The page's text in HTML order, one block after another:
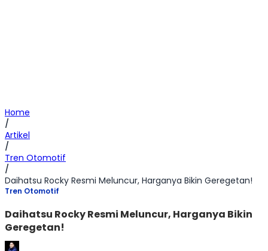
Home
/
Artikel
/
Tren Otomotif
/
Daihatsu Rocky Resmi Meluncur, Harganya Bikin Geregetan!
Tren Otomotif
Daihatsu Rocky Resmi Meluncur, Harganya Bikin
Geregetan!